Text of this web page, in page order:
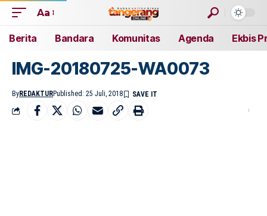
Aa
Berita Bandara Komunitas Agenda Ekbis
IMG-20180725-WA0073
ByREDAKTURPublished: 25 Juli, 2018